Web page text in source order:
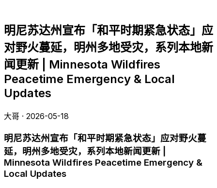
明尼苏达州宣布「和平时期紧急状态」应
对野火蔓延，明州多地受灾，系列本地新
闻更新 | Minnesota Wildfires
Peacetime Emergency & Local
Updates
大哥 · 2026-05-18
明尼苏达州宣布「和平时期紧急状态」应对野火蔓
延，明州多地受灾，系列本地新闻更新 |
Minnesota Wildfires Peacetime Emergency &
Local Updates